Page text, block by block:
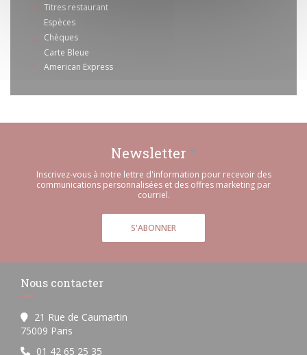
Titres restaurant
Espèces
Chèques
Carte Bleue
American Express
Newsletter *
Inscrivez-vous à notre lettre d'information pour recevoir des
communications personnalisées et des offres marketing par
courriel.
S'ABONNER
Nous contacter
21 Rue de Caumartin
75009 Paris
01 42 65 25 35